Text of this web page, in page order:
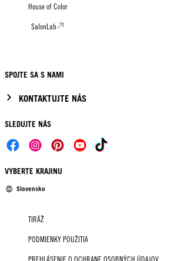
House of Color
SalonLab
SPOJTE SA S NAMI
KONTAKTUJTE NÁS
SLEDUJTE NÁS
VYBERTE KRAJINU
Slovensko
TIRÁŽ
PODMIENKY POUŽITIA